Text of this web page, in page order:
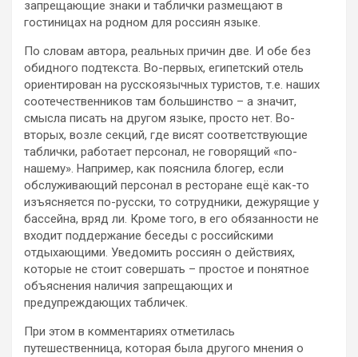
запрещающие знаки и таблички размещают в
гостиницах на родном для россиян языке.
По словам автора, реальных причин две. И обе без
обидного подтекста. Во-первых, египетский отель
ориентирован на русскоязычных туристов, т.е. наших
соотечественников там большинство – а значит,
смысла писать на другом языке, просто нет. Во-
вторых, возле секций, где висят соответствующие
таблички, работает персонал, не говорящий «по-
нашему». Например, как пояснила блогер, если
обслуживающий персонал в ресторане ещё как-то
изъясняется по-русски, то сотрудники, дежурящие у
бассейна, вряд ли. Кроме того, в его обязанности не
входит поддержание беседы с российскими
отдыхающими. Уведомить россиян о действиях,
которые не стоит совершать – простое и понятное
объяснения наличия запрещающих и
предупреждающих табличек.
При этом в комментариях отметилась
путешественница, которая была другого мнения о